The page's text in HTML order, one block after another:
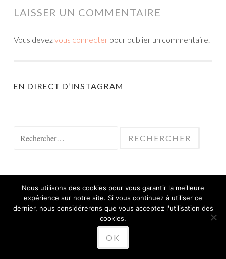
LAISSER UN COMMENTAIRE
Vous devezvous connecter pour publier un commentaire.
EN DIRECT D’INSTAGRAM
FIÈREMENT PROPULSÉ PAR WORDPRESS
THÈME SKETCH PARWORDPRESS.COM
Nous utilisons des cookies pour vous garantir la meilleure
expérience sur notre site. Si vous continuez à utiliser ce
dernier, nous considérerons que vous acceptez l'utilisation des
cookies.
OK